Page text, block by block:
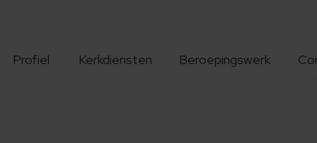
Profiel Kerkdiensten Beroepingswerk